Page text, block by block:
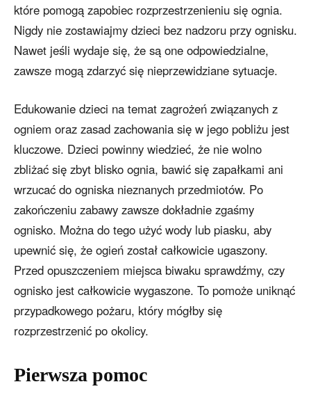
które pomogą zapobiec rozprzestrzenieniu się ognia.
Nigdy nie zostawiajmy dzieci bez nadzoru przy ognisku.
Nawet jeśli wydaje się, że są one odpowiedzialne,
zawsze mogą zdarzyć się nieprzewidziane sytuacje.
Edukowanie dzieci na temat zagrożeń związanych z
ogniem oraz zasad zachowania się w jego pobliżu jest
kluczowe. Dzieci powinny wiedzieć, że nie wolno
zbliżać się zbyt blisko ognia, bawić się zapałkami ani
wrzucać do ogniska nieznanych przedmiotów. Po
zakończeniu zabawy zawsze dokładnie zgaśmy
ognisko. Można do tego użyć wody lub piasku, aby
upewnić się, że ogień został całkowicie ugaszony.
Przed opuszczeniem miejsca biwaku sprawdźmy, czy
ognisko jest całkowicie wygaszone. To pomoże uniknąć
przypadkowego pożaru, który mógłby się
rozprzestrzenić po okolicy.
Pierwsza pomoc